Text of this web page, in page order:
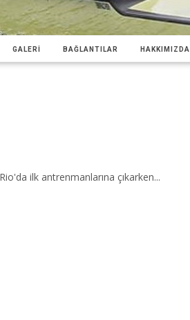
GALERİ BAĞLANTILAR HAKKIMIZDA
ilk antrenmanlarına çıkarken...